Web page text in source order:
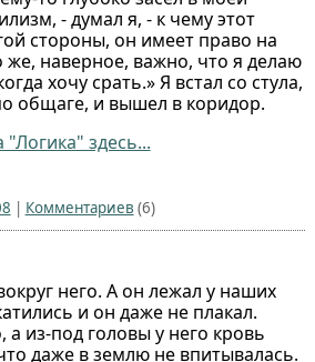
- думал я, - к чему этот
стороны, он имеет право на
же, наверное, важно, что я делаю
хочу срать.» Я встал со стула,
общаге, и вышел в коридор.
здесь...
| Комментариев (6)
него. А он лежал у наших
и он даже не плакал.
а из-под головы у него кровь
даже в землю не впитывалась.